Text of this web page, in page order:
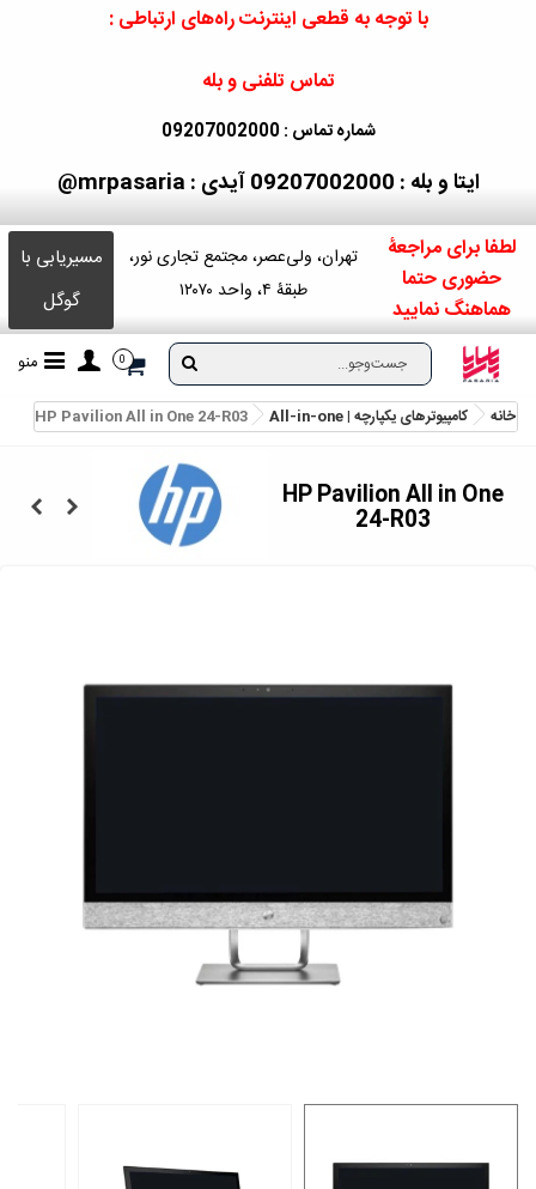
با توجه به قطعی اینترنت راه‌های ارتباطی :
تماس تلفنی و بله
شماره تماس : 09207002000
ایتا و بله : 09207002000 آیدی : mrpasaria@
لطفا برای مراجعۀ
حضوری حتما
هماهنگ نمایید
تهران، ولی‌عصر، مجتمع تجاری نور،
طبقۀ ۴، واحد ۱۲۰۷۰
مسیریابی با
گوگل
0 منو
خانه کامپیوترهای یکپارچه | All-in-one HP Pavilion All in One 24-R03
HP Pavilion All in One
24-R03